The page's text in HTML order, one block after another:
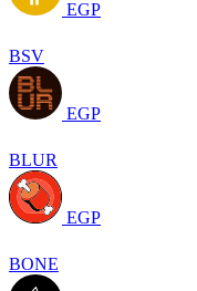
EGP
BSV
EGP
BLUR
EGP
BONE